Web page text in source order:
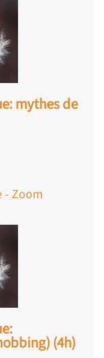
mythes de
- Zoom
(4h)